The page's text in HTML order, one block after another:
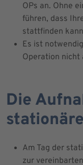
OPs an. Ohne
führen, dass
stattfinden
Es ist
Operation nicht
Die
Am Tag der
zur